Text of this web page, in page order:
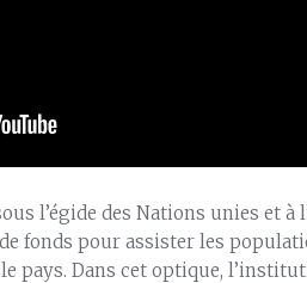
l’égide des Nations unies et
fonds pour assister les
pays. Dans cet optique,